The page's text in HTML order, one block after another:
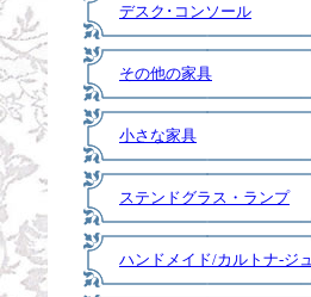
デスク･コンソール
その他の家具
小さな家具
ステンドグラス・ランプ
ハンドメイド/カルトナ-ジュ